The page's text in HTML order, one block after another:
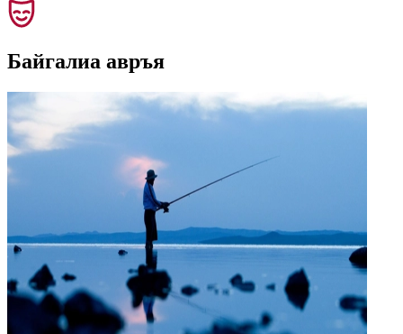
Байгалиа авръя